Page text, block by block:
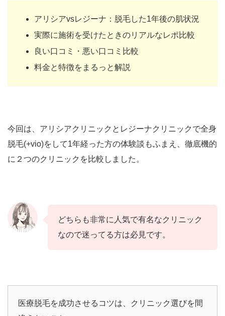
アリシアvsレジーナ：脱毛した1年後の肌状況
実際に施術を受けたときのリアルなレポ比較
良い口コミ・悪い口コミ比較
料金と特徴をまるっと解説
今回は、アリシアクリニックとレジーナクリニックで全身
脱毛(+vio)をして1年経った方の体験談もふまえ、徹底機的
に２つのクリニックを比較しました。
どちらも非常に人気で有名なクリニック
なので迷ってる方は必見です。
医療脱毛を成功させるコツは、クリニック選びを間